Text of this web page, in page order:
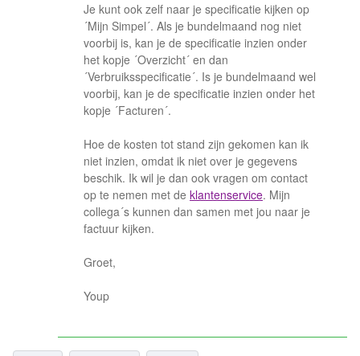
Je kunt ook zelf naar je specificatie kijken op
´Mijn Simpel´. Als je bundelmaand nog niet
voorbij is, kan je de specificatie inzien onder
het kopje ´Overzicht´ en dan
´Verbruiksspecificatie´. Is je bundelmaand wel
voorbij, kan je de specificatie inzien onder het
kopje ´Facturen´.
Hoe de kosten tot stand zijn gekomen kan ik
niet inzien, omdat ik niet over je gegevens
beschik. Ik wil je dan ook vragen om contact
op te nemen met de klantenservice. Mijn
collega´s kunnen dan samen met jou naar je
factuur kijken.
Groet,
Youp